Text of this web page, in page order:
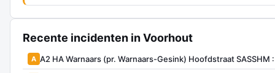
Recente incidenten in Voorhout
A A2 HA Warnaars (pr. Warnaars-Gesink) Hoofdstraat SASSHM